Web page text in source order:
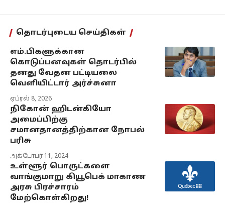
தொடர்புடைய செய்திகள்
எம்.பிகளுக்கான
கொடுப்பனவுகள் தொடர்பில்
தனது வேதன பட்டியலை
வெளியிட்டார் அர்ச்சுனா
ஏப்ரல் 8, 2026
நிகோன் ஹிடன்கியோ
அமைப்பிற்கு
சமானதானத்திற்கான நோபல்
பரிசு
அக்டோபர் 11, 2024
உள்ளூர் பொருட்களை
வாங்குமாறு கியூபெக் மாகாண
அரசு பிரச்சாரம்
மேற்கொள்கிறது!